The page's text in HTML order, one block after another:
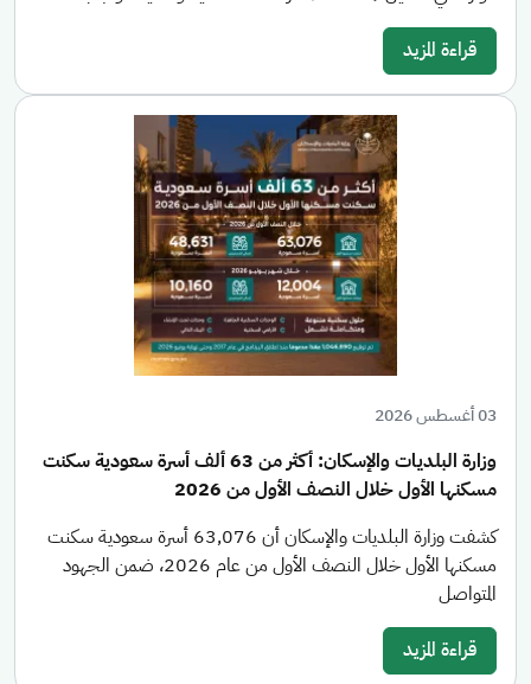
قراءة المزيد
03 أغسطس 2026
وزارة البلديات والإسكان: أكثر من 63 ألف أسرة سعودية سكنت
مسكنها الأول خلال النصف الأول من 2026
كشفت وزارة البلديات والإسكان أن 63,076 أسرة سعودية سكنت
مسكنها الأول خلال النصف الأول من عام 2026، ضمن الجهود
المتواصل
قراءة المزيد